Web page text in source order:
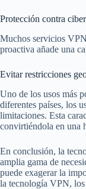
Protección contra
Muchos servicios
proactiva añade una
Evitar restricciones
Uno de los usos más
diferentes países, los
limitaciones. Esta
convirtiéndola en una
En conclusión, la
amplia gama de
puede exagerar la
la tecnología VPN, los